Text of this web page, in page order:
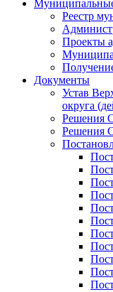
Реестр
Проекты
Документы
Устав
округа
Решения
Решения